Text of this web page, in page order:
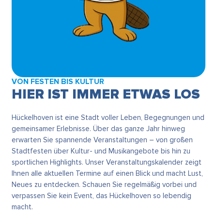
VON FESTEN BIS KULTUR
HIER IST IMMER ETWAS LOS
Hückelhoven ist eine Stadt voller Leben, Begegnungen und
gemeinsamer Erlebnisse. Über das ganze Jahr hinweg
erwarten Sie spannende Veranstaltungen – von großen
Stadtfesten über Kultur- und Musikangebote bis hin zu
sportlichen Highlights. Unser Veranstaltungskalender zeigt
Ihnen alle aktuellen Termine auf einen Blick und macht Lust,
Neues zu entdecken. Schauen Sie regelmäßig vorbei und
verpassen Sie kein Event, das Hückelhoven so lebendig
macht.